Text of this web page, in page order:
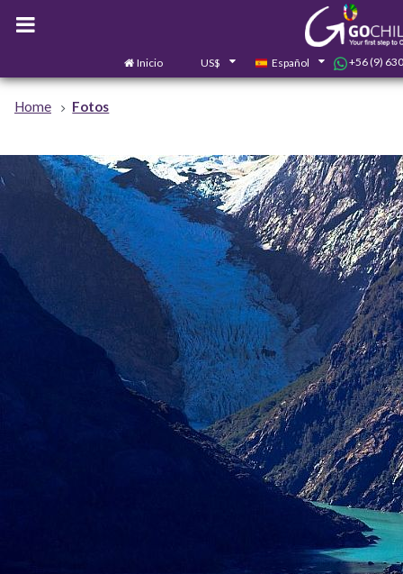
Inicio US$ Español +56 (9)
Home Fotos